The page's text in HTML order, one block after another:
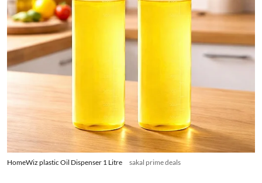
HomeWiz plastic Oil Dispenser 1 Litre sakal prime deals